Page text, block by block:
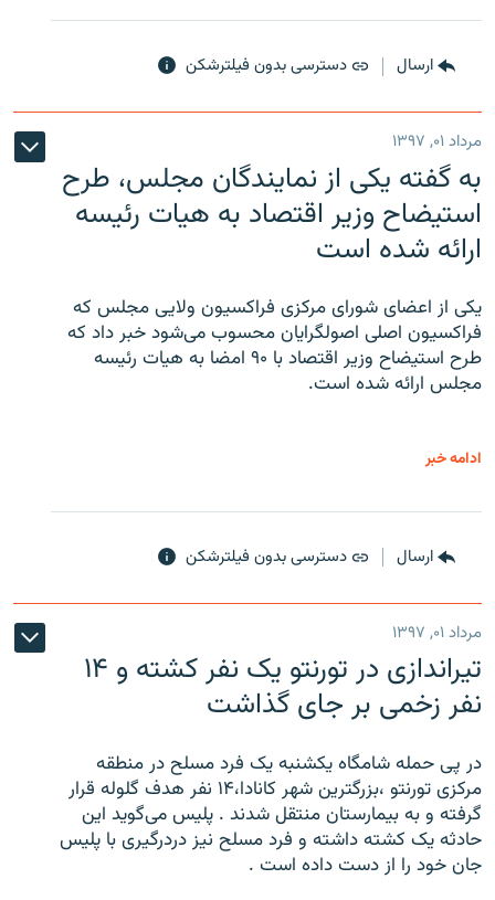
ارسال دسترسی بدون فیلترشکن
مرداد ۰۱, ۱۳۹۷
به گفته یکی از نمایندگان مجلس، طرح
استیضاح وزیر اقتصاد به هیات رئیسه
ارائه شده است
یکی از اعضای شورای مرکزی فراکسیون ولایی مجلس که
فراکسیون اصلی اصولگرایان محسوب می‌شود خبر داد که
طرح استیضاح وزیر اقتصاد با ۹۰ امضا به هیات رئیسه
مجلس ارائه شده است.
ادامه خبر
ارسال دسترسی بدون فیلترشکن
مرداد ۰۱, ۱۳۹۷
تیراندازی در تورنتو یک نفر کشته و ۱۴
نفر زخمی بر جای گذاشت
در پی حمله شامگاه یکشنبه یک فرد مسلح در منطقه
مرکزی تورنتو ،‌بزرگترین شهر کانادا،۱۴ نفر هدف گلوله قرار
گرفته و به بیمارستان منتقل شدند . پلیس می‌گوید این
حادثه یک کشته داشته و فرد مسلح نیز دردرگیری با پلیس
جان خود را از دست داده است .